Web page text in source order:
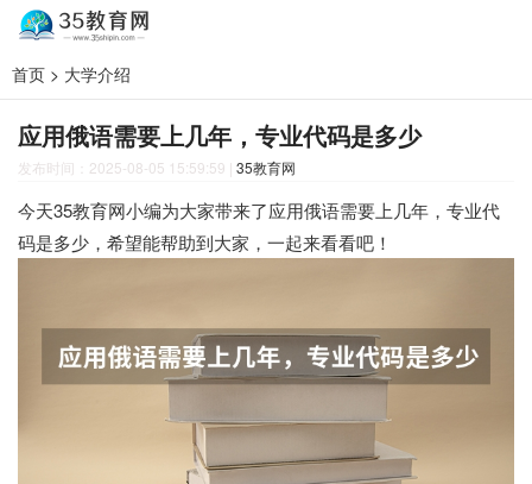
首页 > 大学介绍
应用俄语需要上几年，专业代码是多少
发布时间：2025-08-05 15:59:59 | 35教育网
今天35教育网小编为大家带来了应用俄语需要上几年，专业代
码是多少，希望能帮助到大家，一起来看看吧！